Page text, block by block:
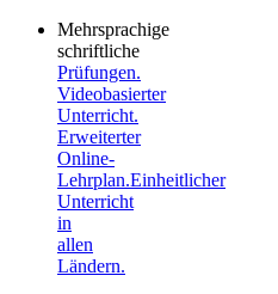
Mehrsprachige
schriftliche
Prüfungen.
Videobasierter
Unterricht.
Erweiterter
Online-
Lehrplan.Einheitlicher
Unterricht
in
allen
Ländern.